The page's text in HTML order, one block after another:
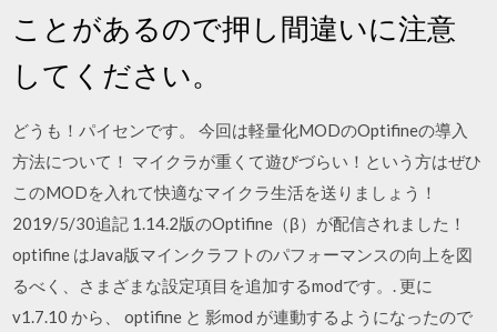
ことがあるので押し間違いに注意
してください。
どうも！パイセンです。 今回は軽量化MODのOptifineの導入
方法について！ マイクラが重くて遊びづらい！という方はぜひ
このMODを入れて快適なマイクラ生活を送りましょう！
2019/5/30追記 1.14.2版のOptifine（β）が配信されました！
optifine はJava版マインクラフトのパフォーマンスの向上を図
るべく、さまざまな設定項目を追加するmodです。. 更に
v1.7.10 から、 optifine と 影mod が連動するようになったので